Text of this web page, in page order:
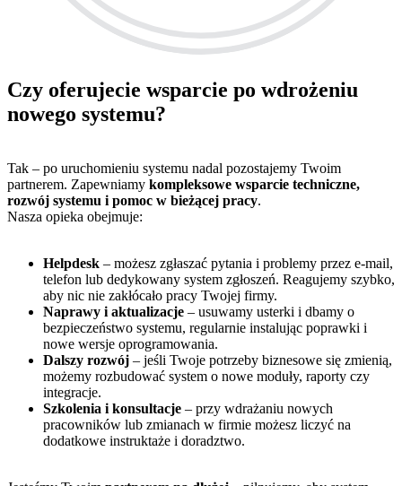
Czy oferujecie wsparcie po wdrożeniu
nowego systemu?
Tak – po uruchomieniu systemu nadal pozostajemy Twoim
partnerem. Zapewniamy kompleksowe wsparcie techniczne,
rozwój systemu i pomoc w bieżącej pracy.
Nasza opieka obejmuje:
Helpdesk – możesz zgłaszać pytania i problemy przez e-mail,
telefon lub dedykowany system zgłoszeń. Reagujemy szybko,
aby nic nie zakłócało pracy Twojej firmy.
Naprawy i aktualizacje – usuwamy usterki i dbamy o
bezpieczeństwo systemu, regularnie instalując poprawki i
nowe wersje oprogramowania.
Dalszy rozwój – jeśli Twoje potrzeby biznesowe się zmienią,
możemy rozbudować system o nowe moduły, raporty czy
integracje.
Szkolenia i konsultacje – przy wdrażaniu nowych
pracowników lub zmianach w firmie możesz liczyć na
dodatkowe instruktaże i doradztwo.